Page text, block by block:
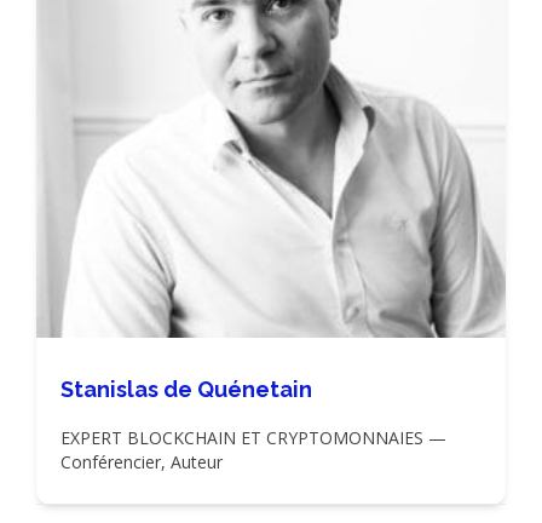
Stanislas de Quénetain
EXPERT BLOCKCHAIN ET CRYPTOMONNAIES —
Conférencier, Auteur